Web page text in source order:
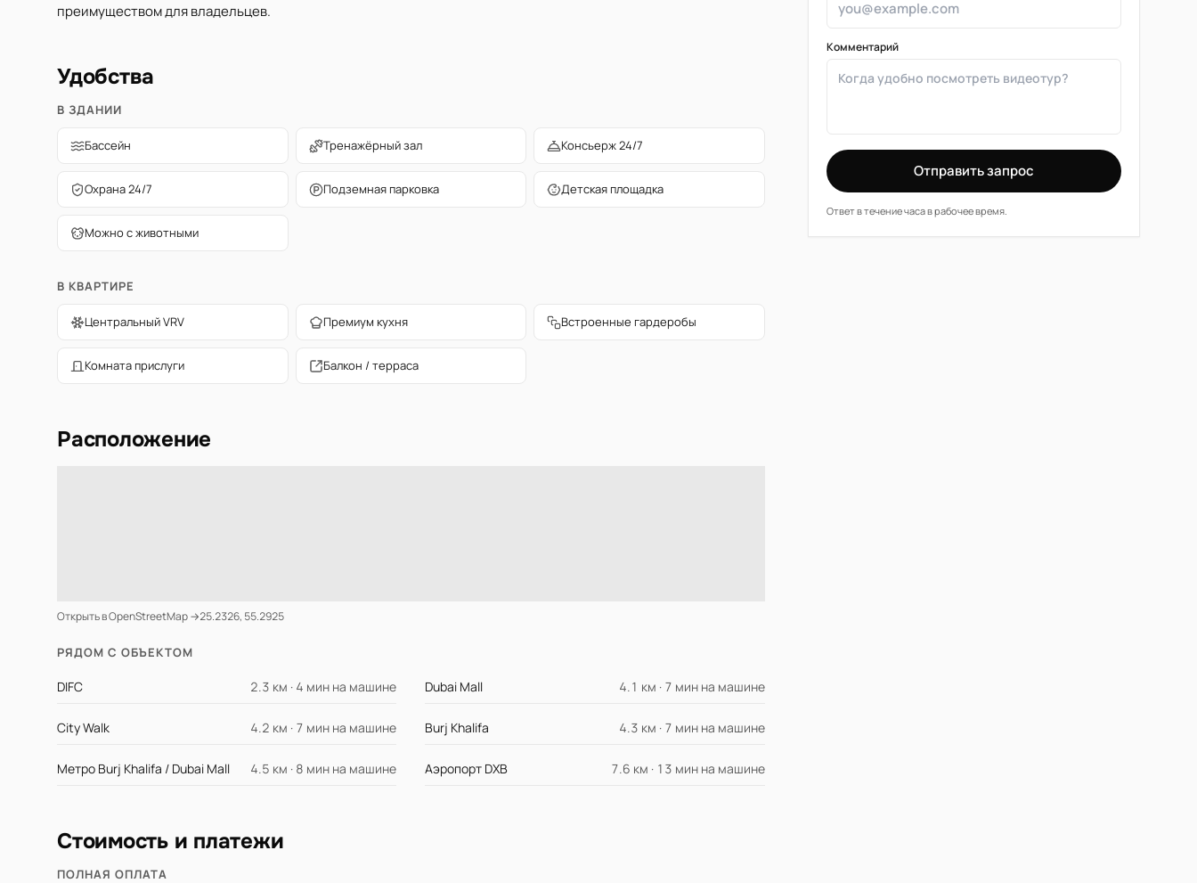
преимуществом для владельцев.
Удобства
В ЗДАНИИ
Бассейн Тренажёрный зал Консьерж 24/7
Охрана 24/7 Подземная парковка Детская площадка
Можно с животными
В КВАРТИРЕ
Центральный VRV Премиум кухня Встроенные гардеробы
Комната прислуги Балкон / терраса
Расположение
Открыть в OpenStreetMap →25.2326, 55.2925
РЯДОМ С ОБЪЕКТОМ
DIFC 2.3 км · 4 мин на машине Dubai Mall 4.1 км · 7 мин на машине
City Walk 4.2 км · 7 мин на машине Burj Khalifa 4.3 км · 7 мин на машине
Метро Burj Khalifa / Dubai Mall 4.5 км · 8 мин на машине Аэропорт DXB 7.6 км · 13 мин на машине
Стоимость и платежи
ПОЛНАЯ ОПЛАТА
Комментарий
Отправить запрос
Ответ в течение часа в рабочее время.